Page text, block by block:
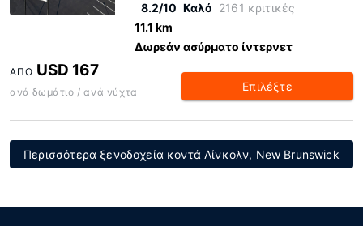
8.2/10 Καλό 2161 κριτικές
11.1 km
Δωρεάν ασύρματο ίντερνετ
ΑΠΌ USD 167
ανά δωμάτιο / ανά νύχτα Επιλέξτε
Περισσότερα ξενοδοχεία κοντά Λίνκολν, New Brunswick